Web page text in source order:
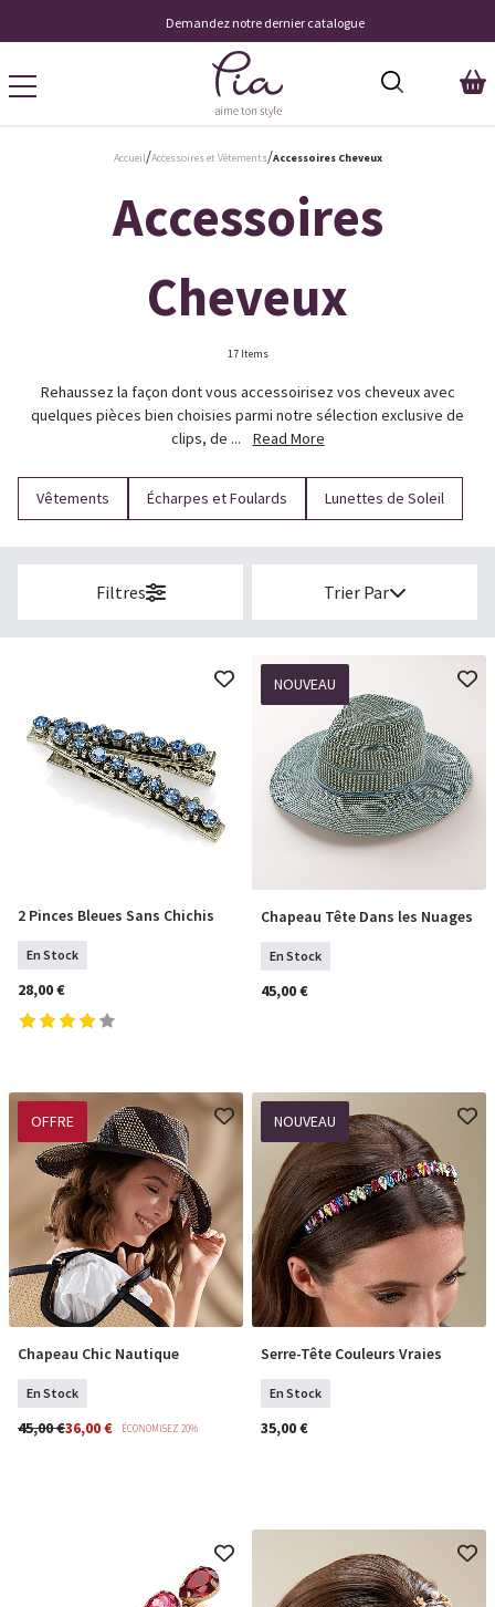
Demandez notre dernier catalogue
Accueil/Accessoires et Vêtements/Accessoires Cheveux
Accessoires
Cheveux
17 Items
Rehaussez la façon dont vous accessoirisez vos cheveux avec
quelques pièces bien choisies parmi notre sélection exclusive de
clips, de ...
Read More
Vêtements Écharpes et Foulards Lunettes de Soleil
Filtres Trier Par
COMMANDER
2 Pinces Bleues Sans Chichis
En Stock
28,00 €
NOUVEAU
COMMANDER
Chapeau Tête Dans les Nuages
En Stock
45,00 €
OFFRE
COMMANDER
Chapeau Chic Nautique
En Stock
45,00 €36,00 € ÉCONOMISEZ 20%
NOUVEAU
COMMANDER
Serre-Tête Couleurs Vraies
En Stock
35,00 €